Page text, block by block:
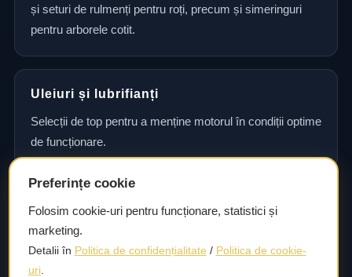
și seturi de rulmenți pentru roți, precum și simeringuri
pentru arborele cotit.
Uleiuri și lubrifianți
Selecții de top pentru a menține motorul în condiții optime
de funcționare.
Consultanță și asistență tehnică
Consultanță și asistență tehnică pentru alegerea pieselor
potrivite și efectuarea reparațiilor sau întreținerii corecte.
Preferințe cookie
Folosim cookie-uri pentru funcționare, statistici și
marketing.
Detalii în Politica de confidențialitate / Politica de cookie-
uri.